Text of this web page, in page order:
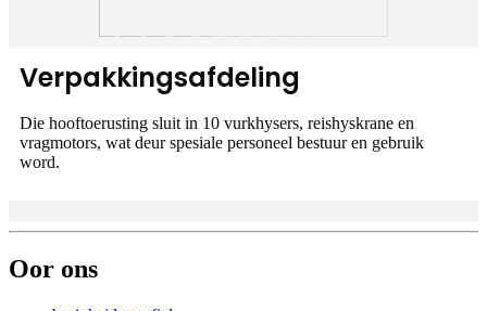
Verpakkingsafdeling
Die hooftoerusting sluit in 10 vurkhysers, reishyskrane en
vragmotors, wat deur spesiale personeel bestuur en gebruik
word.
Oor ons